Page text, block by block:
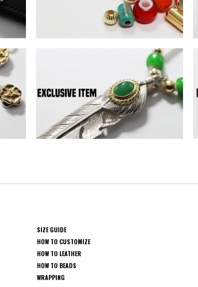
SIZE GUIDE
HOW TO CUSTOMIZE
HOW TO LEATHER
HOW TO BEADS
WRAPPING